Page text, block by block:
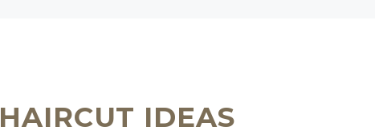
HAIRCUT IDEAS